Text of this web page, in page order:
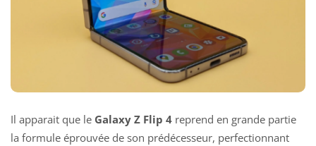
Il apparait que le Galaxy Z Flip 4 reprend en grande partie
la formule éprouvée de son prédécesseur, perfectionnant